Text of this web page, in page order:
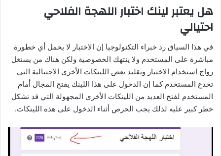
هل يعتبر لينك اختبار اللهجة الفلاحي
احتيالي
في هذا السياق رد خبراء التكنولوجيا إن الاختبار لا يحمل أي خطورة
مباشرة على المستخدم ولا ينتهك الخصوصية ولكن هناك من يستغل
رواج استخدام الاختبار وتقليد بعض اللينكات الأخرى الاحتيالية التي
تخدع المستخدم كما إن الدخول على هذا اللينك يفتح المجال أمام
المستخدم لفتح العديد من اللينكات الأخرى المجهولة التي قد تشكل
خطر كبير عليه لذلك يجب الحرص أثناء الدخول على هذه اللينكات.